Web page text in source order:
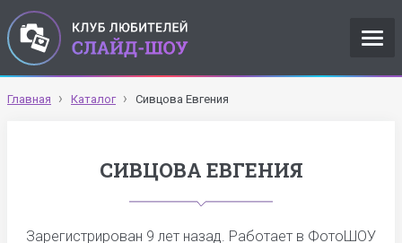
Главная Каталог Сивцова Евгения
СИВЦОВА ЕВГЕНИЯ
Зарегистрирован 9 лет назад. Работает в ФотоШОУ